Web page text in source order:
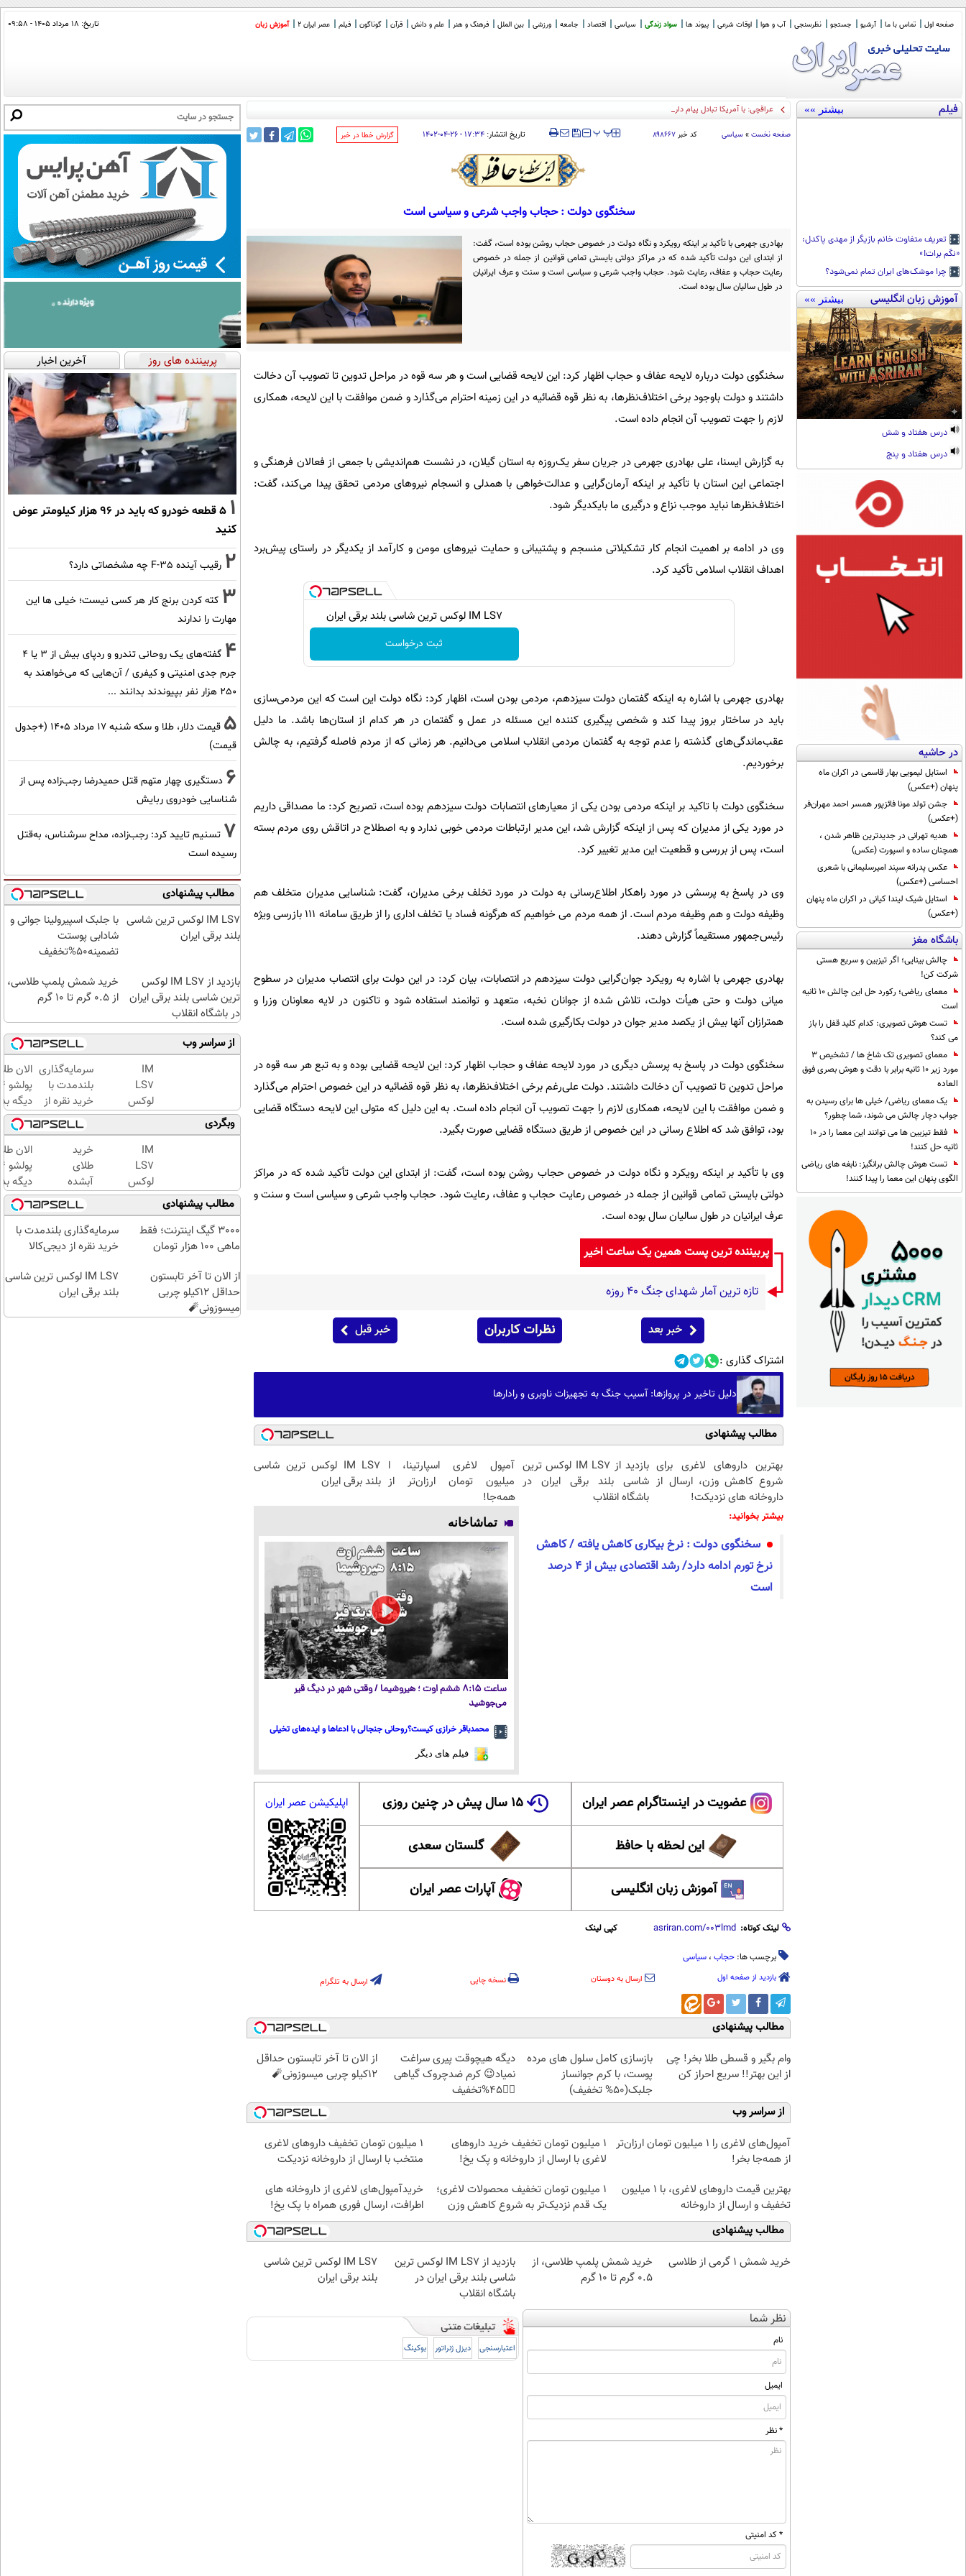
صفحه اول تماس با ما آرشیو جستجو نظرسنجی آب و هوا اوقات شرعی پیوند ها سواد زندگی سیاسی اقتصاد جامعه ورزشی بین الملل فرهنگ و هنر علم و دانش قرآن گوناگون فیلم عصر ایران 2 آموزش زبان تاریخ: ۱۸ مرداد ۱۴۰۵ - ۰۹:۵۸
فیلم بیشتر »»
تعریف متفاوت خانم بازیگر از مهدی پاکدل:
«نگم برات!»
چرا موشک‌های ایران تمام نمی‌شود؟
آموزش زبان انگلیسی بیشتر »»
درس هفتاد و شش
درس هفتاد و پنج
در حاشیه
استایل لیمویی بهار قاسمی در اکران ماه
پنهان (+عکس)
جشن تولد مونا فائزپور همسر احمد مهران‌فر
(+عکس)
هدیه تهرانی در جدیدترین ظاهر شدن ،
همچنان ساده و اسپورت (عکس)
عکس پدرانه سپند امیرسلیمانی با شعری
احساسی (+عکس)
استایل شیک لیندا کیانی در اکران ماه پنهان
(+عکس)
باشگاه مغز
چالش بینایی؛ اگر تیزبین و سریع هستی
شرکت کن!
معمای ریاضی؛ رکورد حل این چالش 10 ثانیه
است
تست هوش تصویری: کدام کلید قفل را باز
می کند؟
معمای تصویری تک شاخ ها / تشخیص 3
مورد زیر 10 ثانیه برابر با دقت و هوش بصری فوق
العاده
یک معمای ریاضی/ خیلی ها برای رسیدن به
جواب دچار چالش می شوند، شما چطور؟
فقط تیزبین ها می توانند این معما را در 10
ثانیه حل کنند!
تست هوش چالش برانگیز: نابغه های ریاضی
الگوی پنهان این معما را پیدا کنند!
عراقچی: با آمریکا تبادل پیام داریم اما مذاکره ای
صفحه نخست » سیاسی کد خبر۸۹۸۶۶۷ ‍‍‍ پ پ تاریخ انتشار:۱۷:۳۴ - ۲۶-۰۴-۱۴۰۲ ‌گزارش خطا در خبر
سخنگوی دولت : حجاب واجب شرعی و سیاسی است
بهادری جهرمی با تأکید بر اینکه رویکرد و نگاه دولت در خصوص حجاب روشن بوده است، گفت:
از ابتدای این دولت تأکید شده که در مراکز دولتی بایستی تمامی قوانین از جمله در خصوص
رعایت حجاب و عفاف، رعایت شود. حجاب واجب شرعی و سیاسی است و سنت و عرف ایرانیان
در طول سالیان سال بوده است.
سخنگوی دولت درباره لایحه عفاف و حجاب اظهار کرد: این لایحه قضایی است و هر سه قوه در مراحل تدوین تا تصویب آن دخالت
داشتند و دولت باوجود برخی اختلاف‌نظرها، به نظر قوه قضائیه در این زمینه احترام می‌گذارد و ضمن موافقت با این لایحه، همکاری
لازم را جهت تصویب آن انجام داده است.
به گزارش ایسنا، علی بهادری جهرمی در جریان سفر یک‌روزه‌ به استان گیلان، در نشست هم‌اندیشی با جمعی از فعالان فرهنگی و
اجتماعی این استان با تأکید بر اینکه آرمان‌گرایی و عدالت‌خواهی با همدلی و انسجام نیروهای مردمی تحقق پیدا می‌کند، گفت:
اختلاف‌نظرها نباید موجب نزاع و درگیری ما بایکدیگر شود.
وی در ادامه بر اهمیت انجام کار تشکیلاتی منسجم و پشتیبانی و حمایت نیروهای مومن و کارآمد از یکدیگر در راستای پیش‌برد
اهداف انقلاب اسلامی تأکید کرد.
IM LS7 لوکس ترین شاسی بلند برقی ایران
ثبت درخواست
بهادری جهرمی با اشاره به اینکه گفتمان دولت سیزدهم، مردمی بودن است، اظهار کرد: نگاه دولت این است که این مردمی‌سازی
باید در ساختار بروز پیدا کند و شخصی پیگیری کننده این مسئله در عمل و گفتمان در هر کدام از استان‌ها باشد. ما دلیل
عقب‌ماندگی‌های گذشته را عدم توجه به گفتمان مردمی انقلاب اسلامی می‌دانیم. هر زمانی که از مردم فاصله گرفتیم، به چالش
برخوردیم.
سخنگوی دولت با تاکید بر اینکه مردمی بودن یکی از معیارهای انتصابات دولت سیزدهم بوده است، تصریح کرد: ما مصداقی داریم
در مورد یکی از مدیران که پس از اینکه گزارش شد، این مدیر ارتباطات مردمی خوبی ندارد و به اصطلاح در اتاقش روی مردم بسته
است، پس از بررسی و قطعیت این مدیر تغییر کرد.
وی در پاسخ به پرسشی در مورد راهکار اطلاع‌رسانی به دولت در مورد تخلف برخی مدیران، گفت: شناسایی مدیران متخلف هم
وظیفه دولت و هم وظیفه مردم است. از همه مردم می خواهیم که هرگونه فساد یا تخلف اداری را از طریق سامانه ۱۱۱ بازرسی ویژه
رئیس‌جمهور مستقیماً گزارش دهند.
بهادری جهرمی با اشاره به رویکرد جوان‌گرایی دولت سیزدهم در انتصابات، بیان کرد: در این دولت برای انتصاب مدیران در سطوح
میانی دولت و حتی هیأت دولت، تلاش شده از جوانان نخبه، متعهد و توانمند استفاده شود و تاکنون در لایه معاونان وزرا و
همترازان آنها بیش از یکصد مدیر جوان در دولت بکارگیری شده است.
سخنگوی دولت در پاسخ به پرسش دیگری در مورد لایحه عفاف و حجاب اظهار کرد: این لایحه قضایی بوده و به تبع هر سه قوه در
مراحل تدوین تا تصویب آن دخالت داشتند. دولت علی‌رغم برخی اختلاف‌نظرها، به نظر قوه قضائیه در این خصوص احترام می‌گذارد
و ضمن موافقت با این لایحه، همکاری لازم را جهت تصویب آن انجام داده است. به این دلیل که متولی این لایحه دستگاه قضایی
بود، توافق شد که اطلاع رسانی در این خصوص از طریق دستگاه قضایی صورت بگیرد.
وی با تأکید بر اینکه رویکرد و نگاه دولت در خصوص حجاب روشن بوده است، گفت: از ابتدای این دولت تأکید شده که در مراکز
دولتی بایستی تمامی قوانین از جمله در خصوص رعایت حجاب و عفاف، رعایت شود. حجاب واجب شرعی و سیاسی است و سنت و
عرف ایرانیان در طول سالیان سال بوده است.
پربیننده ترین پست همین یک ساعت اخیر
تازه ترین آمار شهدای جنگ 40 روزه
خبر بعد نظرات کاربران خبر قبل
اشتراک گذاری :
دلیل تاخیر در پروازها: آسیب جنگ به تجهیزات ناوبری و رادارها
مطالب پیشنهادی
بهترین داروهای لاغری برای
شروع کاهش وزن، ارسال از
داروخانه های نزدیکت!
بازدید از IM LS7 لوکس ترین
شاسی بلند برقی ایران در
باشگاه انقلاب
آمپول لاغری اسپارتینا، ا
میلیون تومان ارزان‌تر از
همه‌جا!
IM LS7 لوکس ترین شاسی
بلند برقی ایران
بیشتر بخوانید:
سخنگوی دولت : نرخ بیکاری کاهش یافته / کاهش
نرخ تورم ادامه دارد/ رشد اقتصادی بیش از ٤ درصد
است
تماشاخانه
ساعت ۸:۱۵ ششم اوت ؛ هیروشیما / وقتی شهر در دیگ قیر
می‌جوشید
محمدباقر خرازی کیست؟روحانی جنجالی با ادعاها و ایده‌های تخیلی
فیلم های دیگر
عضویت در اینستاگرام عصر ایران ۱۵ سال پیش در چنین روزی
این لحظه با حافظ گلستان سعدی
آموزش زبان انگلیسی آپارات عصر ایران
اپلیکیشن عصر ایران
لینک کوتاه: کپی لینک
برچسب ها: حجاب ، سیاسی
بازدید از صفحه اول ارسال به دوستان نسخه چاپی ارسال به تلگرام
مطالب پیشنهادی
وام بگیر و قسطی طلا بخر! چی
از این بهتر!! سریع احراز کن
بازسازی کامل سلول های مرده
پوست، با کرم جوانساز
جلبک(50% تخفیف)
دیگه هیچوقت پیری سراغت
نمیاد😉 کرم ضدچروک گیاهی
👈🏻45%تخفیف
از الان تا آخر تابستون حداقل
12کیلو چربی میسوزونی🧨
از سراسر وب
آمپول‌های لاغری را ۱ میلیون تومان ارزان‌تر
از همه‌جا بخر!
1 میلیون تومان تخفیف خرید داروهای
لاغری با ارسال از داروخانه و پک یخ!
۱ میلیون تومان تخفیف داروهای لاغری
منتخب با ارسال از داروخانه نزدیکت
بهترین قیمت داروهای لاغری، با ۱ میلیون
تخفیف و ارسال از داروخانه‌
۱ میلیون تومان تخفیف محصولات لاغری؛
یک قدم نزدیک‌تر به شروع کاهش وزن
خریدآمپول‌های لاغری از داروخانه های
اطرافت، ارسال فوری همراه با پک یخ!
مطالب پیشنهادی
خرید شمش 1 گرمی از طلاسی
خرید شمش پلمپ طلاسی، از
۰.۵ گرم تا ۱۰ گرم
بازدید از IM LS7 لوکس ترین
شاسی بلند برقی ایران در
باشگاه انقلاب
IM LS7 لوکس ترین شاسی
بلند برقی ایران
نظر شما
نام
ایمیل
* نظر
* کد امنیتی
اعتبارسنجی دیزل ژنراتور بوکینگ
پربیننده های روز آخرین اخبار
1
۵ قطعه خودرو که باید در ۹۶ هزار کیلومتر عوض
کنید
2 رقیب آینده F-35 چه مشخصاتی دارد؟
3 کته کردن برنج کار هر کسی نیست؛ خیلی ها این
مهارت را ندارند
4
گفته‌های یک روحانی تندرو و ردپای بیش از ۳ یا ۴
جرم جدی امنیتی و کیفری / آن‌هایی که می‌خواهند به
۲۵۰ هزار نفر بپیوندند بدانند ...
5
قیمت دلار، طلا و سکه شنبه ۱۷ مرداد ۱۴۰۵ (+جدول
قیمت)
6 دستگیری چهار متهم قتل حمیدرضا رجب‌زاده پس از
شناسایی خودروی ربایش
7 تسنیم تایید کرد: رجب‌زاده، مداح سرشناس، به‌قتل
رسیده است
مطالب پیشنهادی
IM LS7 لوکس ترین شاسی
بلند برقی ایران
با جلبک اسپیرولینا جوانی و
شادابی پوستت
تضمینه50%تخفیف
بازدید از IM LS7 لوکس
ترین شاسی بلند برقی ایران
در باشگاه انقلاب
خرید شمش پلمپ طلاسی،
از ۰.۵ گرم تا ۱۰ گرم
از سراسر وب
IM
LS7
لوکس
ترین
شاسی
بلند
برقی
ایران
سرمایه‌گذاری
بلندمدت با
خرید نقره از
دیجی‌کالا
الان
دیگه
طلا با
بی‌بهره
وبگردی
IM
LS7
لوکس
ترین
شاسی
بلند
برقی
خرید
طلای
آبشده
حتی با
۱۰۰هزارتومان
الان
دیگه
طلا با
بی‌بهره
مطالب پیشنهادی
3000 گیگ اینترنت؛ فقط
ماهی 100 هزار تومان
سرمایه‌گذاری بلندمدت با
خرید نقره از دیجی‌کالا
از الان تا آخر تابستون
حداقل 12کیلو چربی
میسوزونی🧨
IM LS7 لوکس ترین شاسی
بلند برقی ایران